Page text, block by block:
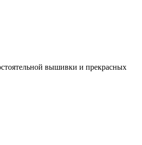
вышивки и прекрасных